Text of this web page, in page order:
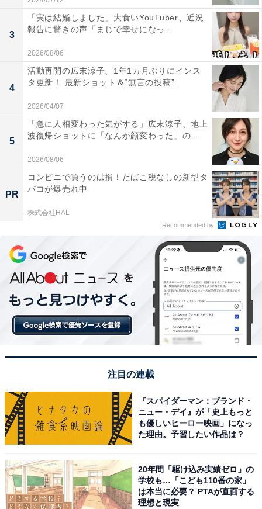
3
「実は結婚しました」大食いYouTuber、近況
報告に驚きの声「まじで幸せになっ...
2026/08/06
4
活動再開の広末涼子、1年1カ月ぶりにインス
タ更新！ 最新ショット＆“無言の投稿”...
2026/04/07
5
「急に人相変わった気がする」広末涼子、地上
波復帰ショットに「なんか顔変わった」の...
2026/08/06
PR
コンビニで買うのは損！たばこ税なしの新型タ
バコが爆売れ中
株式会社HAL
Recommended by
注目の連載
『スパイダーマン：ブランド・
ニュー・デイ』が「史上もっと
も優しいヒーロー映画」になっ
た理由。予習したい作品は？
20年間「駆け込み実績ゼロ」の
学校も…「こども110番の家」
は本当に必要？ PTAが直面する
理想と現実